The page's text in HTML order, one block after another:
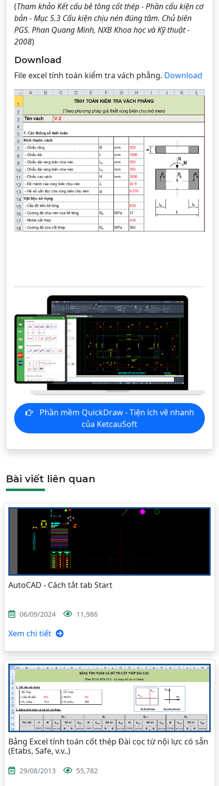
(Tham khảo Kết cấu bê tông cốt thép - Phần cấu kiện cơ
bản - Mục 5.3 Cấu kiện chịu nén đúng tâm. Chủ biên
PGS. Phan Quang Minh, NXB Khoa học và Kỹ thuật -
2008)
Download
File excel tính toán kiểm tra vách phẳng. Download
Phần mềm QuickDraw - Tiện ích vẽ nhanh
của KetcauSoft
Bài viết liên quan
AutoCAD - Cách tắt tab Start
06/09/2024 11,986
Xem chi tiết
Bảng Excel tính toán cốt thép Đài cọc từ nội lực có sẵn
(Etabs, Safe, v.v..)
29/08/2013 55,782